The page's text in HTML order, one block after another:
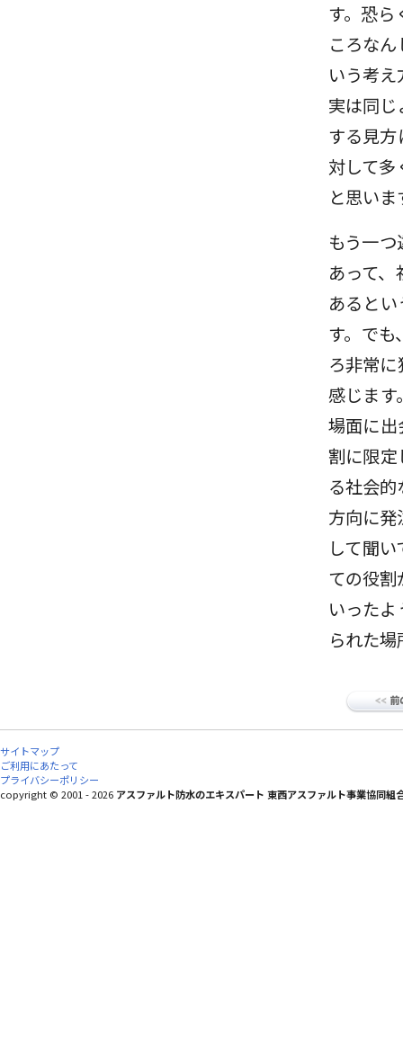
す。恐
ころな
いう考
実は同
する見
対して
と思いま
もう一
あって
あると
す。で
ろ非常
感じます
場面に出
割に限
る社会
方向に
して聞
ての役
いった
られた
サイトマップ
ご利用にあたって
プライバシーポリシー
copyright © 2001 - 2026 アスファルト防水のエキスパート 東西アスファルト事業協同組